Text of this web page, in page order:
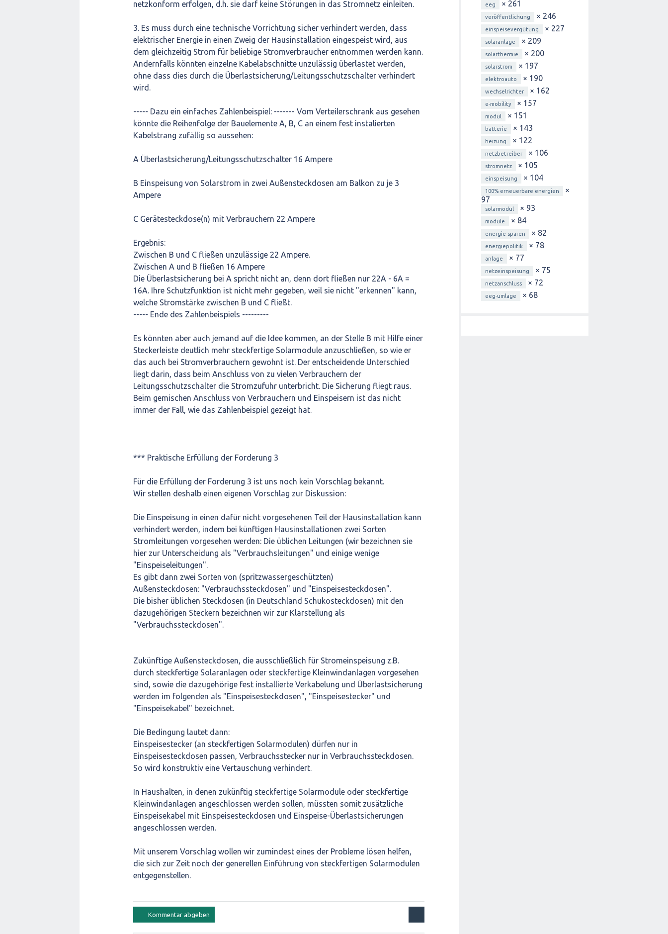
netzkonform erfolgen, d.h. sie darf keine Störungen in das Stromnetz einleiten.
3. Es muss durch eine technische Vorrichtung sicher verhindert werden, dass
elektrischer Energie in einen Zweig der Hausinstallation eingespeist wird, aus
dem gleichzeitig Strom für beliebige Stromverbraucher entnommen werden kann.
Andernfalls könnten einzelne Kabelabschnitte unzulässig überlastet werden,
ohne dass dies durch die Überlastsicherung/Leitungsschutzschalter verhindert
wird.
----- Dazu ein einfaches Zahlenbeispiel: ------- Vom Verteilerschrank aus gesehen
könnte die Reihenfolge der Bauelemente A, B, C an einem fest instalierten
Kabelstrang zufällig so aussehen:
A Überlastsicherung/Leitungsschutzschalter 16 Ampere
B Einspeisung von Solarstrom in zwei Außensteckdosen am Balkon zu je 3
Ampere
C Gerätesteckdose(n) mit Verbrauchern 22 Ampere
Ergebnis:
Zwischen B und C fließen unzulässige 22 Ampere.
Zwischen A und B fließen 16 Ampere
Die Überlastsicherung bei A spricht nicht an, denn dort fließen nur 22A - 6A =
16A. Ihre Schutzfunktion ist nicht mehr gegeben, weil sie nicht "erkennen" kann,
welche Stromstärke zwischen B und C fließt.
----- Ende des Zahlenbeispiels ---------
Es könnten aber auch jemand auf die Idee kommen, an der Stelle B mit Hilfe einer
Steckerleiste deutlich mehr steckfertige Solarmodule anzuschließen, so wie er
das auch bei Stromverbrauchern gewohnt ist. Der entscheidende Unterschied
liegt darin, dass beim Anschluss von zu vielen Verbrauchern der
Leitungsschutzschalter die Stromzufuhr unterbricht. Die Sicherung fliegt raus.
Beim gemischen Anschluss von Verbrauchern und Einspeisern ist das nicht
immer der Fall, wie das Zahlenbeispiel gezeigt hat.
*** Praktische Erfüllung der Forderung 3
Für die Erfüllung der Forderung 3 ist uns noch kein Vorschlag bekannt.
Wir stellen deshalb einen eigenen Vorschlag zur Diskussion:
Die Einspeisung in einen dafür nicht vorgesehenen Teil der Hausinstallation kann
verhindert werden, indem bei künftigen Hausinstallationen zwei Sorten
Stromleitungen vorgesehen werden: Die üblichen Leitungen (wir bezeichnen sie
hier zur Unterscheidung als "Verbrauchsleitungen" und einige wenige
"Einspeiseleitungen".
Es gibt dann zwei Sorten von (spritzwassergeschützten)
Außensteckdosen: "Verbrauchssteckdosen" und "Einspeisesteckdosen".
Die bisher üblichen Steckdosen (in Deutschland Schukosteckdosen) mit den
dazugehörigen Steckern bezeichnen wir zur Klarstellung als
"Verbrauchssteckdosen".
Zukünftige Außensteckdosen, die ausschließlich für Stromeinspeisung z.B.
durch steckfertige Solaranlagen oder steckfertige Kleinwindanlagen vorgesehen
sind, sowie die dazugehörige fest installierte Verkabelung und Überlastsicherung
werden im folgenden als "Einspeisesteckdosen", "Einspeisestecker" und
"Einspeisekabel" bezeichnet.
Die Bedingung lautet dann:
Einspeisestecker (an steckfertigen Solarmodulen) dürfen nur in
Einspeisesteckdosen passen, Verbrauchsstecker nur in Verbrauchssteckdosen.
So wird konstruktiv eine Vertauschung verhindert.
In Haushalten, in denen zukünftig steckfertige Solarmodule oder steckfertige
Kleinwindanlagen angeschlossen werden sollen, müssten somit zusätzliche
Einspeisekabel mit Einspeisesteckdosen und Einspeise-Überlastsicherungen
angeschlossen werden.
Mit unserem Vorschlag wollen wir zumindest eines der Probleme lösen helfen,
die sich zur Zeit noch der generellen Einführung von steckfertigen Solarmodulen
entgegenstellen.
eeg × 261
veröffentlichung × 246
einspeisevergütung × 227
solaranlage × 209
solarthermie × 200
solarstrom × 197
elektroauto × 190
wechselrichter × 162
e-mobility × 157
modul × 151
batterie × 143
heizung × 122
netzbetreiber × 106
stromnetz × 105
einspeisung × 104
100% erneuerbare energien
×
97
solarmodul × 93
module × 84
energie sparen × 82
energiepolitik × 78
anlage × 77
netzeinspeisung × 75
netzanschluss × 72
eeg-umlage × 68